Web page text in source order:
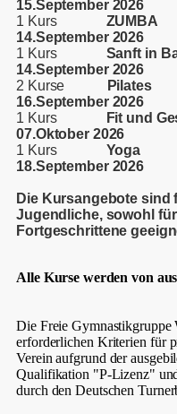
15.September2026
1 Kurs
14.September2026
1 Kurs Sanft
14.September2026
2 Kurse
16.September2026
1 Kurs
Fit
07.Oktober2026
1 Kurs
18.September2026
Die Kursangebote sind
Jugendliche, sowohl
Fortgeschrittene
Alle Kurse werden von
Die Freie Gymnastikgruppe
erforderlichen Kriterien für
Verein aufgrund der
Qualifikation "P-Lizenz"
durch den Deutschen